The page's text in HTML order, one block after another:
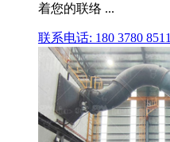
着您的联络 ...
联系电话: 180 3780 8511